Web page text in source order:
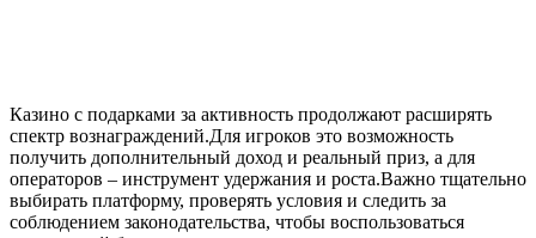
Казино с подарками за активность продолжают расширять
спектр вознаграждений.Для игроков это возможность
получить дополнительный доход и реальный приз, а для
операторов – инструмент удержания и роста.Важно тщательно
выбирать платформу, проверять условия и следить за
соблюдением законодательства, чтобы воспользоваться